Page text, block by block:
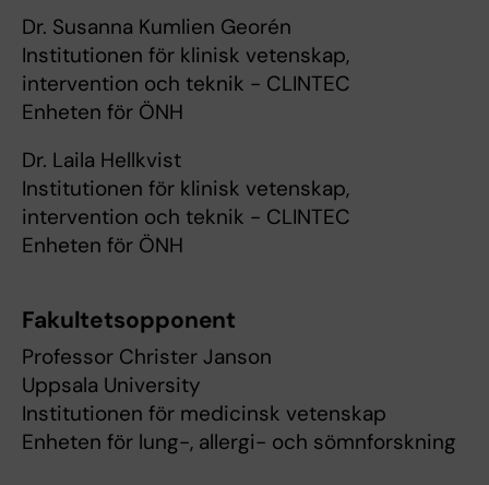
Dr. Susanna Kumlien Georén
Institutionen för klinisk vetenskap,
intervention och teknik - CLINTEC
Enheten för ÖNH
Dr. Laila Hellkvist
Institutionen för klinisk vetenskap,
intervention och teknik - CLINTEC
Enheten för ÖNH
Fakultetsopponent
Professor Christer Janson
Uppsala University
Institutionen för medicinsk vetenskap
Enheten för lung-, allergi- och sömnforskning